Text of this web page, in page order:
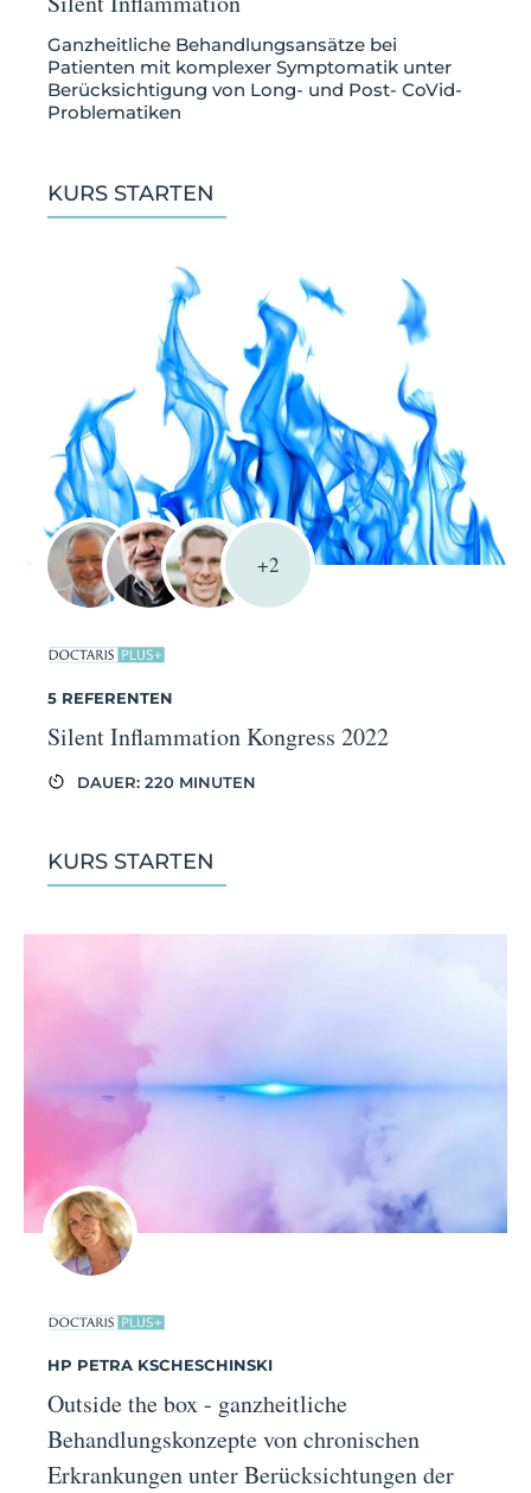
Ganzheitliche Behandlungsansätze bei
Patienten mit komplexer Symptomatik unter
Berücksichtigung von Long- und Post- CoVid-
Problematiken
KURS STARTEN
+2
5 REFERENTEN
Silent Inflammation Kongress 2022
DAUER: 220 MINUTEN
KURS STARTEN
HP PETRA KSCHESCHINSKI
Outside the box - ganzheitliche
Behandlungskonzepte von chronischen
Erkrankungen unter Berücksichtungen der